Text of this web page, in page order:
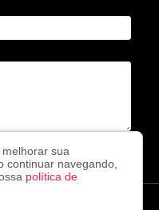
sua
continuar navegando,
política de